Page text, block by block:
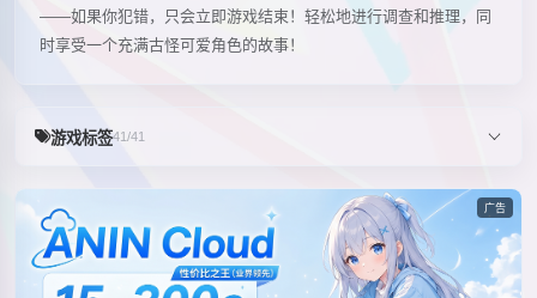
——如果你犯错，只会立即游戏结束！轻松地进行调查和推理，同
时享受一个充满古怪可爱角色的故事！
游戏标签41/41
广告